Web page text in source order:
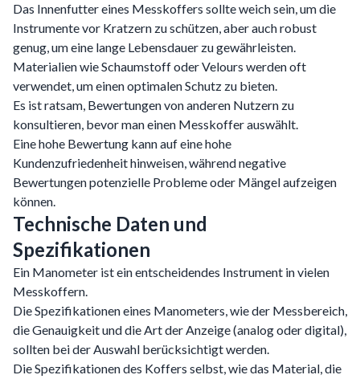
Das Innenfutter eines Messkoffers sollte weich sein, um die
Instrumente vor Kratzern zu schützen, aber auch robust
genug, um eine lange Lebensdauer zu gewährleisten.
Materialien wie Schaumstoff oder Velours werden oft
verwendet, um einen optimalen Schutz zu bieten.
Es ist ratsam, Bewertungen von anderen Nutzern zu
konsultieren, bevor man einen Messkoffer auswählt.
Eine hohe Bewertung kann auf eine hohe
Kundenzufriedenheit hinweisen, während negative
Bewertungen potenzielle Probleme oder Mängel aufzeigen
können.
Technische Daten und
Spezifikationen
Ein Manometer ist ein entscheidendes Instrument in vielen
Messkoffern.
Die Spezifikationen eines Manometers, wie der Messbereich,
die Genauigkeit und die Art der Anzeige (analog oder digital),
sollten bei der Auswahl berücksichtigt werden.
Die Spezifikationen des Koffers selbst, wie das Material, die